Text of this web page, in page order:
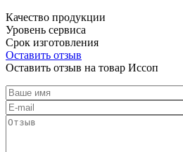
Качество продукции
Уровень сервиса
Срок изготовления
Оставить отзыв
Оставить отзыв на товар Иссоп